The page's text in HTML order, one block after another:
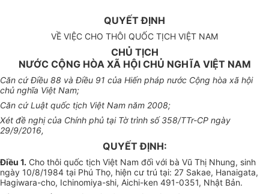
QUYẾT ĐỊNH
VỀ VIỆC CHO THÔI QUỐC TỊCH VIỆT NAM
CHỦ TỊCH
NƯỚC CỘNG HÒA XÃ HỘI CHỦ NGHĨA VIỆT NAM
Căn cứ Điều 88 và Điều 91 của Hiến pháp nước Cộng hòa xã hội
chủ nghĩa Việt Nam;
Căn cứ Luật quốc tịch Việt Nam năm 2008;
Xét đề nghị của Chính phủ tại Tờ trình số 358/TTr-CP ngày
29/9/2016,
QUYẾT ĐỊNH:
Điều 1. Cho thôi quốc tịch Việt Nam đối với bà Vũ Thị Nhung, sinh
ngày 10/8/1984 tại Phú Thọ, hiện cư trú tại: 27 Sakae, Hanaigata,
Hagiwara-cho, Ichinomiya-shi, Aichi-ken 491-0351, Nhật Bản.